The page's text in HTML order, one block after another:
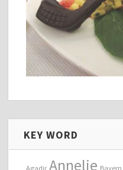
KEY WORD
Agadir Annelie Bayern